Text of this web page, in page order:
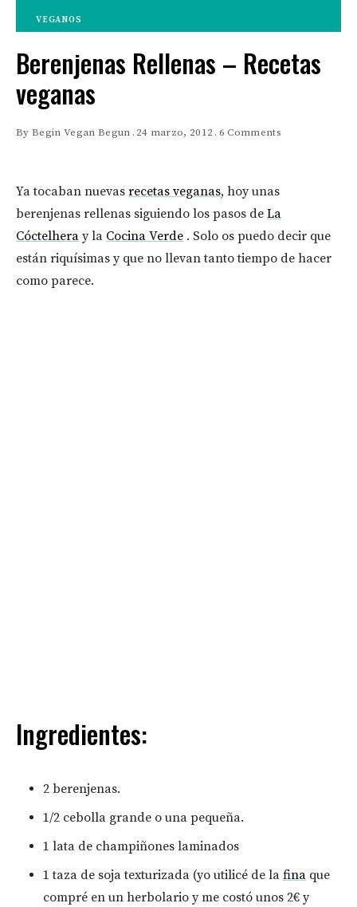
VEGANOS
Berenjenas Rellenas – Recetas
veganas
By Begin Vegan Begun 24 marzo, 2012 6 Comments
Ya tocaban nuevas recetas veganas, hoy unas
berenjenas rellenas siguiendo los pasos de La
Cóctelhera y la Cocina Verde . Solo os puedo decir que
están riquísimas y que no llevan tanto tiempo de hacer
como parece.
Ingredientes:
2 berenjenas.
1/2 cebolla grande o una pequeña.
1 lata de champiñones laminados
1 taza de soja texturizada (yo utilicé de la fina que
compré en un herbolario y me costó unos 2€ y